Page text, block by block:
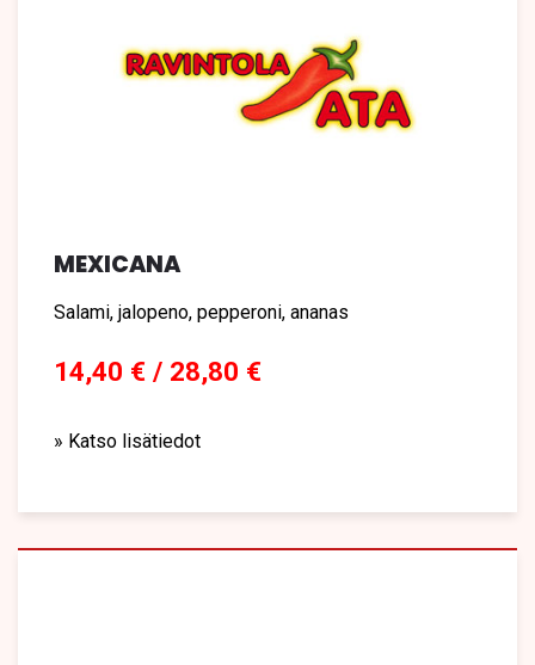
MEXICANA
Salami, jalopeno, pepperoni, ananas
14,40 € / 28,80 €
» Katso lisätiedot